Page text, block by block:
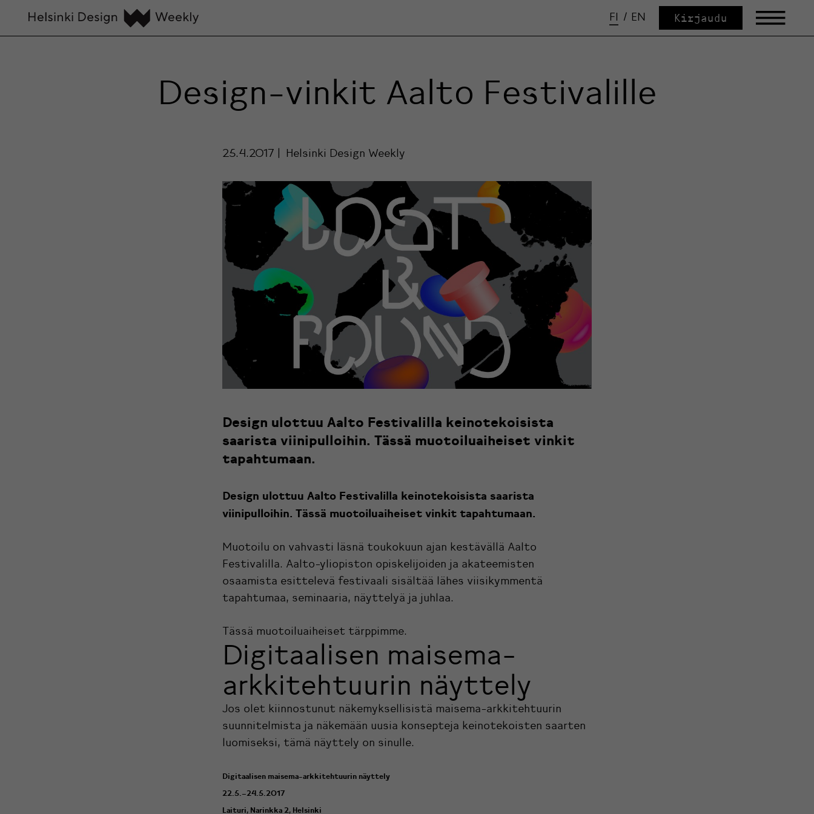
FI / EN Kirjaudu
Design-vinkit Aalto Festivalille
25.4.2017 Helsinki Design Weekly
Design ulottuu Aalto Festivalilla keinotekoisista
saarista viinipulloihin. Tässä muotoiluaiheiset vinkit
tapahtumaan.
Design ulottuu Aalto Festivalilla keinotekoisista saarista
viinipulloihin. Tässä muotoiluaiheiset vinkit tapahtumaan.
Muotoilu on vahvasti läsnä toukokuun ajan kestävällä Aalto
Festivalilla. Aalto-yliopiston opiskelijoiden ja akateemisten
osaamista esittelevä festivaali sisältää lähes viisikymmentä
tapahtumaa, seminaaria, näyttelyä ja juhlaa.
Tässä muotoiluaiheiset tärppimme.
Digitaalisen maisema-
arkkitehtuurin näyttely
Jos olet kiinnostunut näkemyksellisistä maisema-arkkitehtuurin
suunnitelmista ja näkemään uusia konsepteja keinotekoisten saarten
luomiseksi, tämä näyttely on sinulle.
Digitaalisen maisema-arkkitehtuurin näyttely
22.5.–24.5.2017
Laituri, Narinkka 2, Helsinki